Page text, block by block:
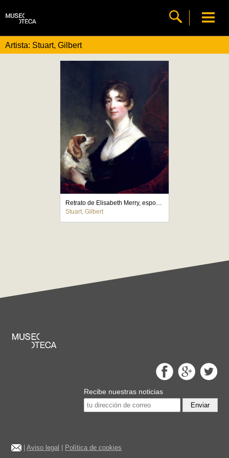
Artista: Stuart, Gilbert
Retrato de Elisabeth Merry, esposa de Anthony Merry
Stuart, Gilbert
Recibe nuestras noticias
Enviar
|Aviso legal Política de cookies